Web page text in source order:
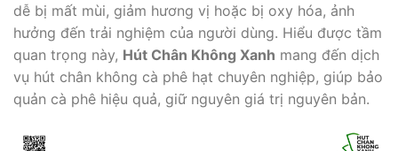
dễ bị mất mùi, giảm hương vị hoặc bị oxy hóa, ảnh
hưởng đến trải nghiệm của người dùng. Hiểu được tầm
quan trọng này, Hút Chân Không Xanh mang đến dịch
vụ hút chân không cà phê hạt chuyên nghiệp, giúp bảo
quản cà phê hiệu quả, giữ nguyên giá trị nguyên bản.